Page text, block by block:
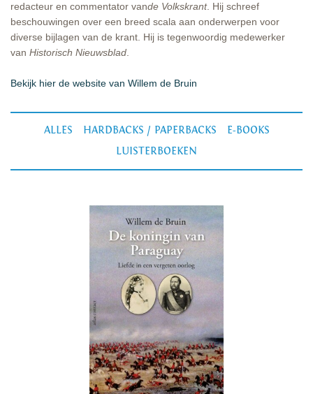
redacteur en commentator vande Volkskrant. Hij schreef
beschouwingen over een breed scala aan onderwerpen voor
diverse bijlagen van de krant. Hij is tegenwoordig medewerker
van Historisch Nieuwsblad
Bekijk hier de website van Willem de Bruin
ALLES HARDBACKS / PAPERBACKS
E-BOOKS
LUISTERBOEKEN